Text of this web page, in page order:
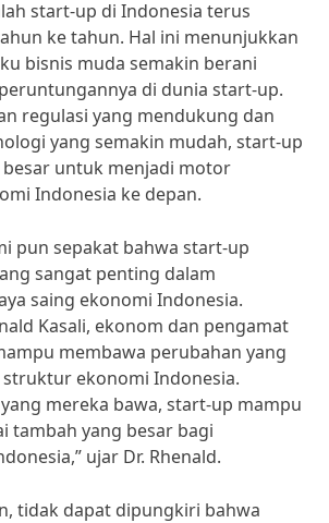
start-up di Indonesia terus
ke tahun. Hal ini menunjukkan
bisnis muda semakin berani
di dunia start-up.
regulasi yang mendukung dan
yang semakin mudah, start-up
untuk menjadi motor
Indonesia ke depan.
pun sepakat bahwa start-up
sangat penting dalam
saing ekonomi Indonesia.
Kasali, ekonom dan pengamat
membawa perubahan yang
ekonomi Indonesia.
mereka bawa, start-up mampu
tambah yang besar bagi
ujar Dr. Rhenald.
tidak dapat dipungkiri bahwa